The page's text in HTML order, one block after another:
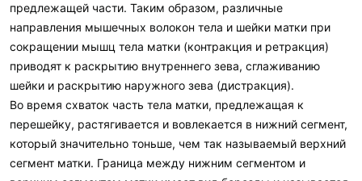
предлежащей части. Таким образом, различные
направления мышечных волокон тела и шейки матки при
сокращении мышц тела матки (контракция и ретракция)
приводят к раскрытию внутреннего зева, сглаживанию
шейки и раскрытию наружного зева (дистракция).
Во время схваток часть тела матки, предлежащая к
перешейку, растягивается и вовлекается в нижний сегмент,
который значительно тоньше, чем так называемый верхний
сегмент матки. Граница между нижним сегментом и